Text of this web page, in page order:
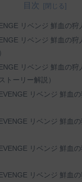
目次
リベンジ 鮮血の狩
リベンジ 鮮血の狩
リベンジ 鮮血の狩
トーリー解説）
リベンジ 鮮血
リベンジ 鮮血
リベンジ 鮮血
リベンジ 鮮血の